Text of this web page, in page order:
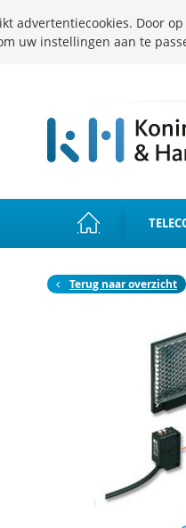
Terug naar overzicht
advertentiecookies. Door
uw instellingen aan te